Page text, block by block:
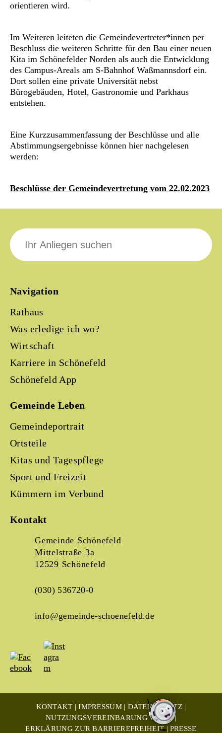
orientieren wird.
Im Weiteren leiteten die Gemeindevertreter*innen per
Beschluss die weiteren Schritte für den Bau einer neuen
Kita im Schönefelder Norden als auch die Entwicklung
des Campus-Areals am S-Bahnhof Waßmannsdorf ein.
Dort sollen eine private Universität nebst
Bürogebäuden, Hotel, Gastronomie und Parkhaus
entstehen.
Eine Kurzzusammenfassung der Beschlüsse und alle
Abstimmungsergebnisse können hier nachgelesen
werden:
Beschlüsse der Gemeindevertretung vom 22.02.2023
Navigation
Rathaus
Was erledige ich wo?
Wirtschaft
Karriere in Schönefeld
Schönefeld App
Gemeinde Leben
Gemeindeportrait
Ortsteile
Kitas und Tagespflege
Sport und Freizeit
Kümmern im Verbund
Kontakt
Gemeinde Schönefeld
Mittelstraße 3a
12529 Schönefeld
(030) 536720-0
info@gemeinde-schoenefeld.de
Suche
nach:
KONTAKT IMPRESSUM
DATENSCHUTZ
NUTZUNGSVEREINBARUNG WLAN
ERKLÄRUNG ZUR BARRIEREFREIHEIT
PRESSE